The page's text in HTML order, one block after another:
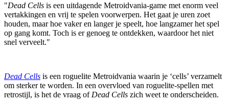
"Dead Cells is een uitdagende Metroidvania-game met enorm veel
vertakkingen en vrij te spelen voorwerpen. Het gaat je uren zoet
houden, maar hoe vaker en langer je speelt, hoe langzamer het spel
op gang komt. Toch is er genoeg te ontdekken, waardoor het niet
snel verveelt."
Dead Cells is een roguelite Metroidvania waarin je ‘cells’ verzamelt
om sterker te worden. In een overvloed van roguelite-spellen met
retrostijl, is het de vraag of Dead Cells zich weet te onderscheiden.